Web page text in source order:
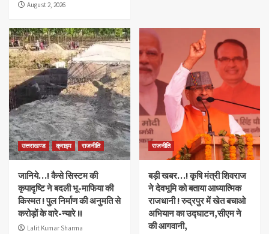
August 2, 2026
उत्तराखण्ड क्राइम राजनीति
जानिये…! कैसे सिस्टम की
कृपादृष्टि ने बदली भू-माफिया की
किस्मत ! पुल निर्माण की अनुमति से
करोड़ों के वारे-न्यारे !!
Lalit Kumar Sharma
राजनीति
बड़ी खबर…! कृषि मंत्री शिवराज
ने देवभूमि को बताया आध्यात्मिक
राजधानी ! रुद्रपुर में खेत बचाओ
अभियान का उद्घाटन,सीएम ने
की आगवानी,